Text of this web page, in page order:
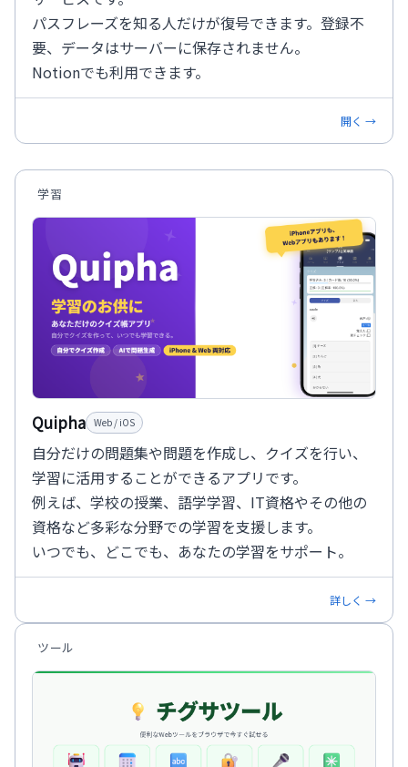
パスフレーズを知る人だけが復号できます。登録不
要、データはサーバーに保存されません。
Notionでも利用できます。
開く →
学習
Quipha Web / iOS
自分だけの問題集や問題を作成し、クイズを行い、
学習に活用することができるアプリです。
例えば、学校の授業、語学学習、IT資格やその他の
資格など多彩な分野での学習を支援します。
いつでも、どこでも、あなたの学習をサポート。
詳しく →
ツール